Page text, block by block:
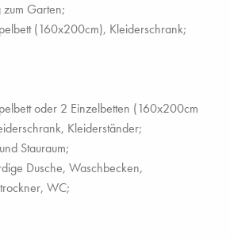
Garten;
(160x200cm), Kleiderschrank;
oder 2 Einzelbetten (160x200cm
Kleiderständer;
Stauraum;
Dusche, Waschbecken,
WC;